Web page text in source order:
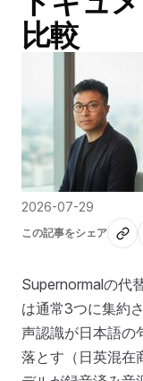
比較
2026-07-29
この記事をシェア
Supernormalの代
は通常3つに集約
声認識が日本語の
落とす（日英混在